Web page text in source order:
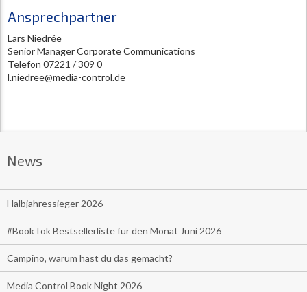
Ansprechpartner
Lars Niedrée
Senior Manager Corporate Communications
Telefon 07221 / 309 0
l.niedree@media-control.de
News
Halbjahressieger 2026
#BookTok Bestsellerliste für den Monat Juni 2026
Campino, warum hast du das gemacht?
Media Control Book Night 2026